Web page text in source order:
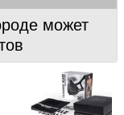
может